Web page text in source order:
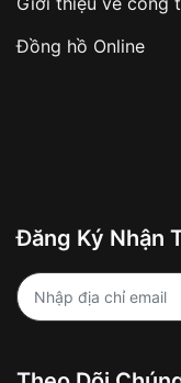
hàng
Số tiền còn
✔️ Đảm bảo
✔️ Hạn chế
Từ khóa SEO:
Khách hàng
Đồng hồ Online
Đăng Ký Nhận